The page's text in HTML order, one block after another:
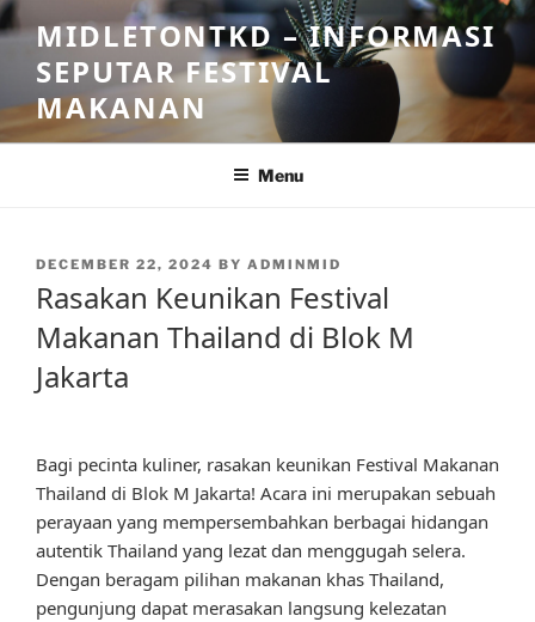
Skip
to
content
MIDLETONTKD – INFORMASI
SEPUTAR FESTIVAL
MAKANAN
Menu
POSTED
DECEMBER 22, 2024 BY ADMINMID
Rasakan Keunikan Festival
Makanan Thailand di Blok M
Jakarta
Bagi pecinta kuliner, rasakan keunikan Festival Makanan
Thailand di Blok M Jakarta! Acara ini merupakan sebuah
perayaan yang mempersembahkan berbagai hidangan
autentik Thailand yang lezat dan menggugah selera.
Dengan beragam pilihan makanan khas Thailand,
pengunjung dapat merasakan langsung kelezatan